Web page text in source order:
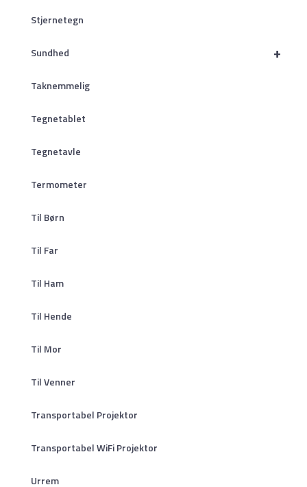
Stjernetegn
+
Sundhed
Taknemmelig
Tegnetablet
Tegnetavle
Termometer
Til Børn
Til Far
Til Ham
Til Hende
Til Mor
Til Venner
Transportabel Projektor
Transportabel WiFi Projektor
Urrem